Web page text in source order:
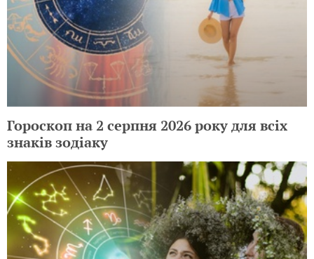
Гороскоп на 2 серпня 2026 року для всіх
знаків зодіаку